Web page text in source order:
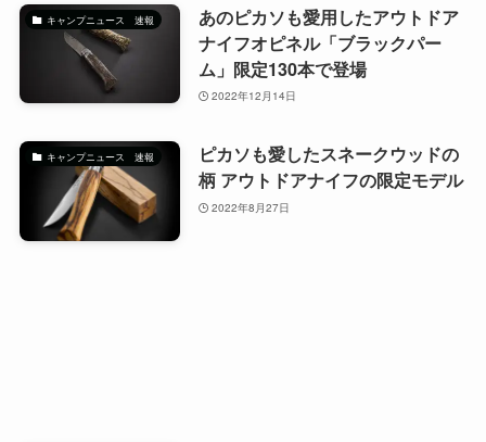
キャンプニュース 速報
あのピカソも愛用したアウトドア
ナイフオピネル「ブラックパー
ム」限定130本で登場
2022年12月14日
キャンプニュース 速報
ピカソも愛したスネークウッドの
柄 アウトドアナイフの限定モデル
2022年8月27日